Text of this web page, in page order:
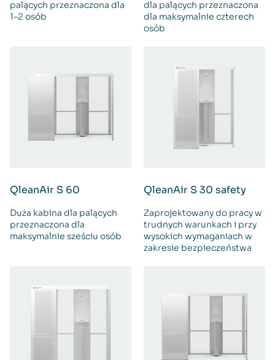
palących przeznaczona dla
1–2 osób
dla palących przeznaczona
dla maksymalnie czterech
osób
QleanAir S 60
Duża kabina dla palących
przeznaczona dla
maksymalnie sześciu osób
QleanAir S 30 safety
Zaprojektowany do pracy w
trudnych warunkach i przy
wysokich wymaganiach w
zakresie bezpieczeństwa